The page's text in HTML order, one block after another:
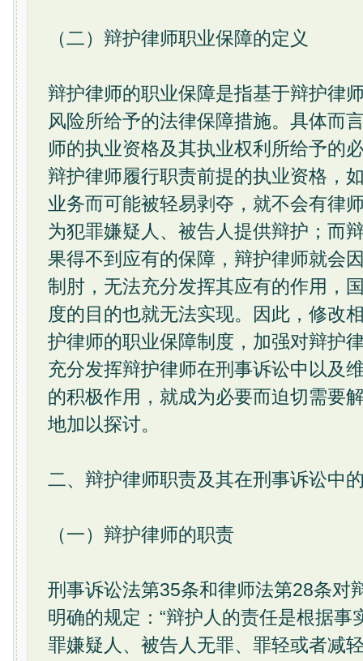
（二）辩护律师职业保障的定义
辩护律师的职业保障是指基于辩护律
风险所给予的法律保障措施。具体而
师的执业资格及其执业权利所给予的
辩护律师履行职责前提的执业资格，
业务而可能被轻易剥夺，就不会有律
为犯罪嫌疑人、被告人提供辩护；而
果得不到应有的保障，辩护律师就会
制肘，无法充分发挥其应有的作用，
度的目的也就无法实现。因此，修改
护律师的职业保障制度，加强对辩护
充分发挥辩护律师在刑事诉讼中以及
的积极作用，就成为必要而迫切需要
地加以探讨。
二、辩护律师职责及其在刑事诉讼中
（一）辩护律师的职责
刑事诉讼法第35条和律师法第28条对
明确的规定：“辩护人的责任是根据事
罪嫌疑人、被告人无罪、罪轻或者减